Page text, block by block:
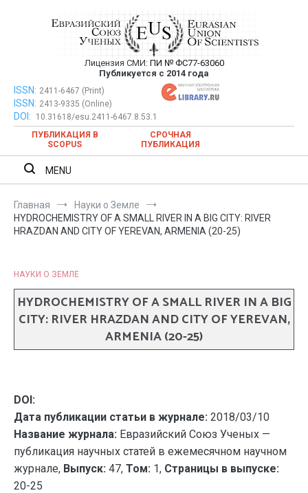
Евразийский Союз Ученых —
публикация научных статей в
ежемесячном научном журнале
Лицензия СМИ: ПИ № ФС77-63060
Публикуется с 2014 года
Евразийский Союз Ученых — публикация научных статей в
ежемесячном научном журнале
ISSN: 2411-6467 (Print)
ISSN: 2413-9335 (Online)
DOI:
10.31618/esu.2411-6467.8.53.1
ПУБЛИКАЦИЯ В
SCOPUS
СРОЧНАЯ
ПУБЛИКАЦИЯ
MENU
Главная
Науки о Земле
HYDROCHEMISTRY OF A SMALL RIVER IN A BIG CITY: RIVER
HRAZDAN AND CITY OF YEREVAN, ARMENIA (20-25)
НАУКИ О ЗЕМЛЕ
HYDROCHEMISTRY OF A SMALL RIVER IN A BIG
CITY: RIVER HRAZDAN AND CITY OF YEREVAN,
ARMENIA (20-25)
DOI:
Дата публикации статьи в журнале: 2018/03/10
Название журнала: Евразийский Союз Ученых —
публикация научных статей в ежемесячном научном
журнале, Выпуск: 47, Том: 1, Страницы в выпуске:
20-25